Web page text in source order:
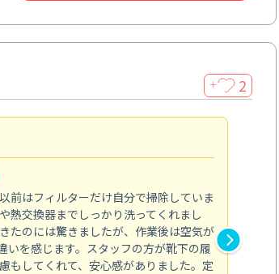
＋ 2
前はフィルターだけ自分で掃除していま
熱交換器までしっかり洗ってくれまし
たのには驚きましたが、作業後は空気が
いを感じます。スタッフの方が靴下の履
もしてくれて、安心感がありました。定